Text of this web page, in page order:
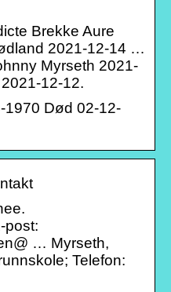
Brekke Aure
2021-12-14 …
Myrseth 2021-
12-12.
1970 Død 02-12-
post:
… Myrseth,
Telefon: